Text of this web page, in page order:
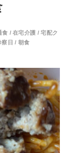
食 /在宅介護 /宅配ク
察日 / 朝食